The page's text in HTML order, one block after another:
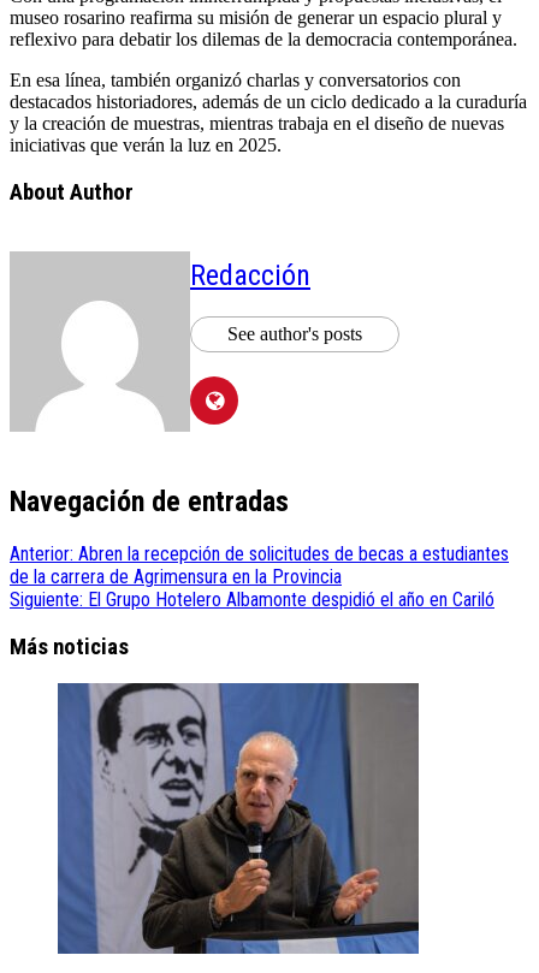
museo rosarino reafirma su misión de generar un espacio plural y
reflexivo para debatir los dilemas de la democracia contemporánea.
En esa línea, también organizó charlas y conversatorios con
destacados historiadores, además de un ciclo dedicado a la curaduría
y la creación de muestras, mientras trabaja en el diseño de nuevas
iniciativas que verán la luz en 2025.
About Author
Redacción
See author's posts
Navegación de entradas
Anterior: Abren la recepción de solicitudes de becas a estudiantes
de la carrera de Agrimensura en la Provincia
Siguiente: El Grupo Hotelero Albamonte despidió el año en Cariló
Más noticias